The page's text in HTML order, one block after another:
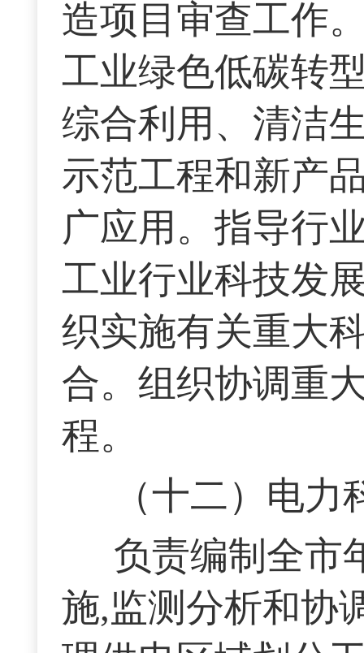
造项目审查工作
工业绿色低碳转
综合利用、清洁
示范工程和新产
广应用。指导行
工业行业科技发
织实施有关重大
合。组织协调重
程。
（十二）电力
负责编制全市
施,监测分析和协